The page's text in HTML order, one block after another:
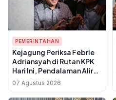
PEMERINTAHAN
Kejagung Periksa Febrie
Adriansyah di Rutan KPK
Hari Ini, Pendalaman Aliran
Dana TPPU
07 Agustus 2026